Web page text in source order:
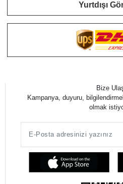
Yurtdışı
Bize
Kampanya, duyuru,
olmak